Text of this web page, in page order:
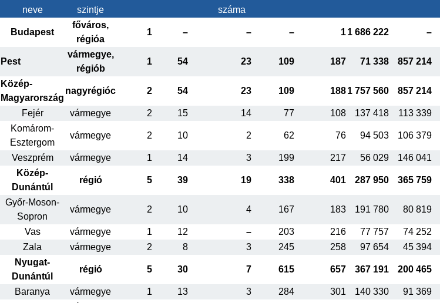
neve szintje száma
Budapest
főváros,
régióa
1 – – – 11 686 222 –
Pest
vármegye,
régiób
1 54 23 109 187 71 338 857 214
Közép-
Magyarország
nagyrégióc 2 54 23 109 1881 757 560 857 214
Fejér vármegye 2 15 14 77 108 137 418 113 339
Komárom-
Esztergom
vármegye 2 10 2 62 76 94 503 106 379
Veszprém vármegye 1 14 3 199 217 56 029 146 041
Közép-
Dunántúl
régió 5 39 19 338 401 287 950 365 759
Győr-Moson-
Sopron
vármegye 2 10 4 167 183 191 780 80 819
Vas vármegye 1 12 – 203 216 77 757 74 252
Zala
vármegye 2 8 3 245 258 97 654 45 394
Nyugat-
Dunántúl
régió 5 30 7 615 657 367 191 200 465
Baranya vármegye 1 13 3 284 301 140 330 91 369